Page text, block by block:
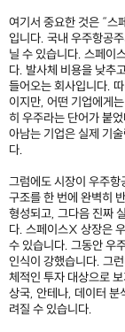
여기서 중요한 것은 “스
입니다. 국내 우주항공
닐 수 있습니다. 스페이
다. 발사체 비용을 낮추
들어오는 회사입니다.
이지만, 어떤 기업에게
히 우주라는 단어가 붙
아남는 기업은 실제 기
다.
그럼에도 시장이 우주
구조를 한 번에 완벽히
형성되고, 그다음 진짜
다. 스페이스X 상장은
수 있습니다. 그동안 우
인식이 강했습니다. 그
체적인 투자 대상으로
상국, 안테나, 데이터 분
려질 수 있습니다.